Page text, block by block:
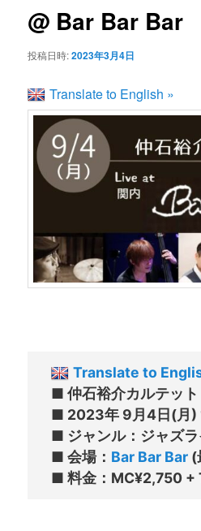
テ
ツ
へ
動
シ
ン
@ Bar Bar Bar
投稿日時:2023年3月4日
Translate to English »
Translate to
■ 仲石裕介カルテッ
■ 2023年 9月4日(月)
■ ジャンル：ジャズ
■ 会場： Bar Bar Bar (